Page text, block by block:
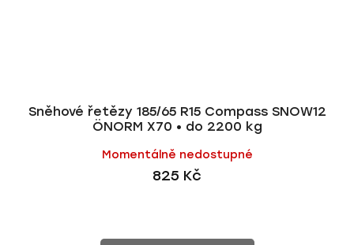
Sněhové řetězy 185/65 R15 Compass SNOW12
ÖNORM X70 • do 2200 kg
Momentálně nedostupné
825 Kč